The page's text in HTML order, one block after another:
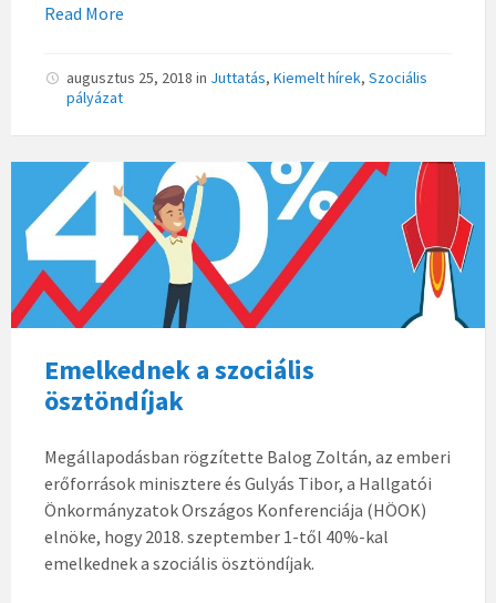
Read More
augusztus 25, 2018 in Juttatás, Kiemelt hírek, Szociális
pályázat
Emelkednek a szociális
ösztöndíjak
Megállapodásban rögzítette Balog Zoltán, az emberi
erőforrások minisztere és Gulyás Tibor, a Hallgatói
Önkormányzatok Országos Konferenciája (HÖOK)
elnöke, hogy 2018. szeptember 1-től 40%-kal
emelkednek a szociális ösztöndíjak.